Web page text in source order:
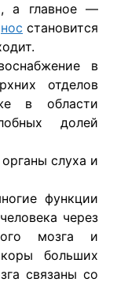
а главное —
нос становится
в
отделов
в области
долей
слуха и
функции
через
мозга и
больших
связаны со